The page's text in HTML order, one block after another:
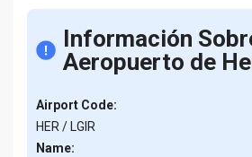
Información
Aeropuerto de
Airport Code:
HER / LGIR
Name: